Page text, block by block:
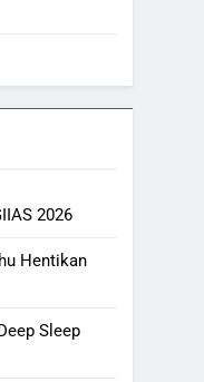
2026
Hentikan
Sleep